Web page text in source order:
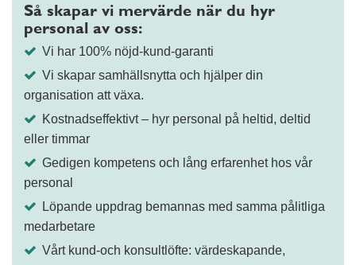
Så skapar vi mervärde när du hyr
personal av oss:
Vi har 100% nöjd-kund-garanti
Vi skapar samhällsnytta och hjälper din
organisation att växa.
Kostnadseffektivt – hyr personal på heltid, deltid
eller timmar
Gedigen kompetens och lång erfarenhet hos vår
personal
Löpande uppdrag bemannas med samma pålitliga
medarbetare
Vårt kund-och konsultlöfte: värdeskapande,